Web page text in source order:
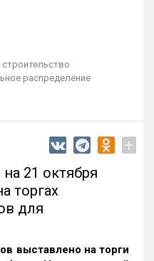
строительство
распределение
+
21 октября
торгах
для
выставлено на торги